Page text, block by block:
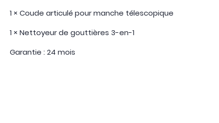
1 × Coude articulé pour manche télescopique
1 × Nettoyeur de gouttières 3-en-1
Garantie : 24 mois